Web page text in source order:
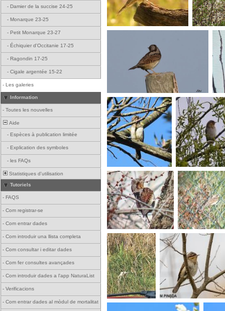
- Damier de la succise 24-25
- Monarque 23-25
- Petit Monarque 23-27
- Échiquier d'Occitanie 17-25
- Ragondin 17-25
- Cigale argentée 15-22
- Les galeries
Information
- Toutes les nouvelles
Aide
- Espèces à publication limitée
- Explication des symboles
- les FAQs
Statistiques d'utilisation
Tutoriels
- FAQS
- Com registrar-se
- Com entrar dades
- Com introduir una llista completa
- Com consultar i editar dades
- Com fer consultes avançades
- Com introduir dades a l'app NaturaList
- Verificacions
- Com entrar dades al mòdul de mortalitat